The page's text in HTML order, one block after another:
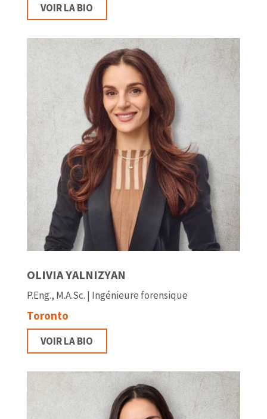
VOIR LA BIO
OLIVIA YALNIZYAN
P.Eng., M.A.Sc. | Ingénieure forensique
Toronto
VOIR LA BIO